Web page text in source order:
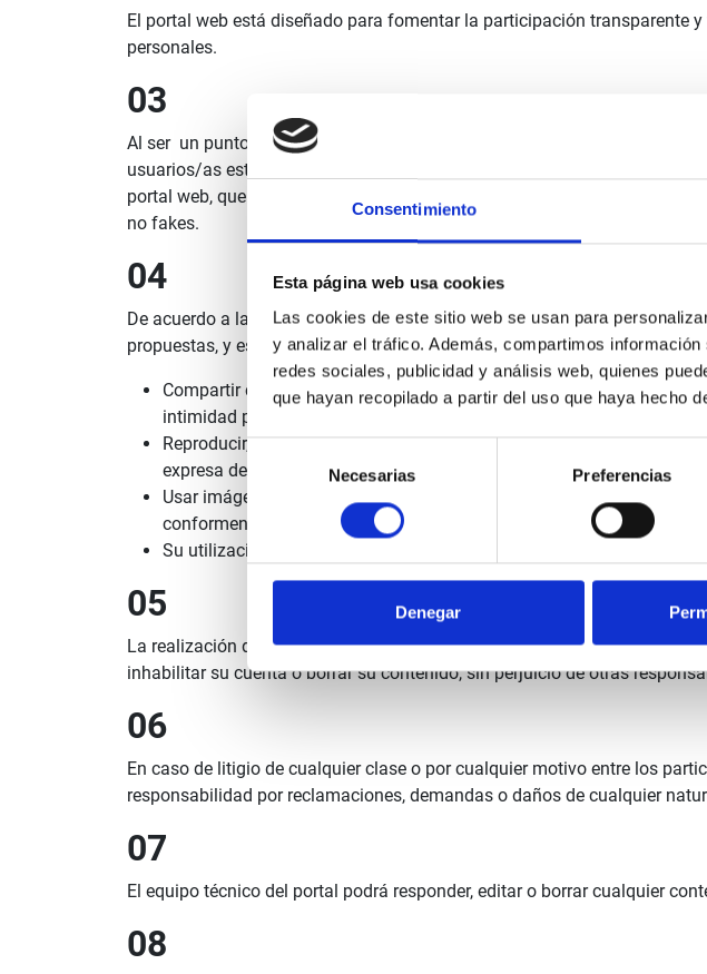
Consentimiento
Esta página web usa cookies
Las cookies de este sitio web se usan para
y analizar el tráfico. Además, compartimos
redes sociales, publicidad y análisis web, quienes
que hayan recopilado a partir del uso que haya hecho
Selección
de
consentimiento
Necesarias Preferencias
Denegar
El portal web está diseñado para fomentar la participación transparente
personales.
03
Al ser un punto de encuentro cuyo objetivo es debatir, compartir y
usuarios/as están obligados/as a hacer un uso diligente y acorde a
portal web, que se dediquen a entorpecer el diálogo o intenten
no fakes.
04
De acuerdo a la normativa legal vigente queda prohibida la utilización
propuestas, y específicamente:
Compartir cualquier contenido que pueda ser considerado como
intimidad personal y familiar de terceros o contra la dignidad de las
Reproducir, distribuir, compartir contenidos, informaciones o
expresa de estos.
Usar imágenes obscenas ni cualquier material audiovisual o
conformen la participación en el portal. El usuario es responsable
Su utilización con fines de publicidad.
05
La realización de cualquiera de los anteriores comportamientos
inhabilitar su cuenta o borrar su contenido, sin perjuicio de otras
06
En caso de litigio de cualquier clase o por cualquier motivo entre los
responsabilidad por reclamaciones, demandas o daños de cualquier
07
El equipo técnico del portal podrá responder, editar o borrar cualquier
08